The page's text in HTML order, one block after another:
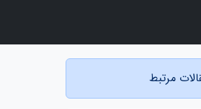
مرتبط